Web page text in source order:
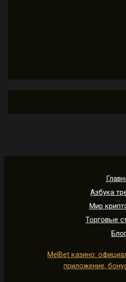
Азбука
Мир
Торговые
MelBet казино:
приложение,